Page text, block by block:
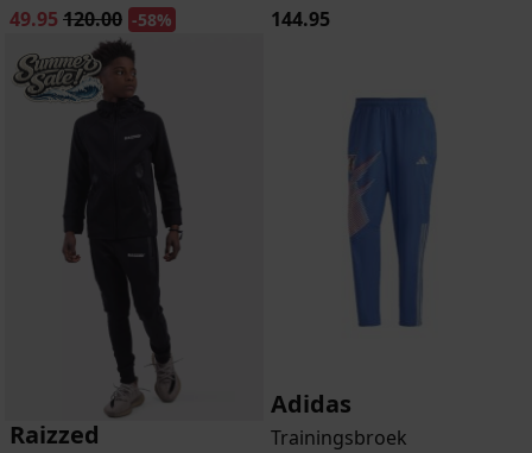
49.95 120.00 -58%
144.95
Raizzed
Adidas
Trainingsbroek